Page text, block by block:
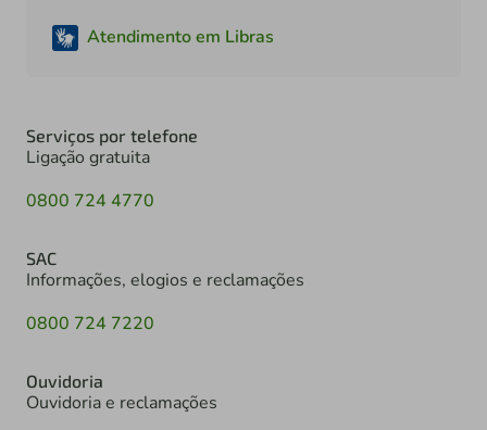
Atendimento em Libras
Serviços por telefone
Ligação gratuita
0800 724 4770
SAC
Informações, elogios e reclamações
0800 724 7220
Ouvidoria
Ouvidoria e reclamações